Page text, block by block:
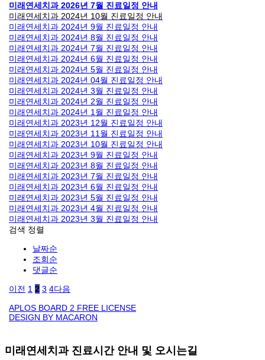
미래연세치과 2026년 7월 진료일정 안내
미래연세치과 2024년 10월 진료일정 안내
미래연세치과 2024년 9월 진료일정 안내
미래연세치과 2024년 8월 진료일정 안내
미래연세치과 2024년 7월 진료일정 안내
미래연세치과 2024년 6월 진료일정 안내
미래연세치과 2024년 5월 진료일정 안내
미래연세치과 2024년 04월 진료일정 안내
미래연세치과 2024년 3월 진료일정 안내
미래연세치과 2024년 2월 진료일정 안내
미래연세치과 2024년 1월 진료일정 안내
미래연세치과 2023년 12월 진료일정 안내
미래연세치과 2023년 11월 진료일정 안내
미래연세치과 2023년 10월 진료일정 안내
미래연세치과 2023년 9월 진료일정 안내
미래연세치과 2023년 8월 진료일정 안내
미래연세치과 2023년 7월 진료일정 안내
미래연세치과 2023년 6월 진료일정 안내
미래연세치과 2023년 5월 진료일정 안내
미래연세치과 2023년 4월 진료일정 안내
미래연세치과 2023년 3월 진료일정 안내
검색 정렬
날짜순
조회순
댓글순
이전 1 2 3 4다음
APLOS BOARD 2 FREE LICENSE
DESIGN BY MACARON
미래연세치과 진료시간 안내 및 오시는길